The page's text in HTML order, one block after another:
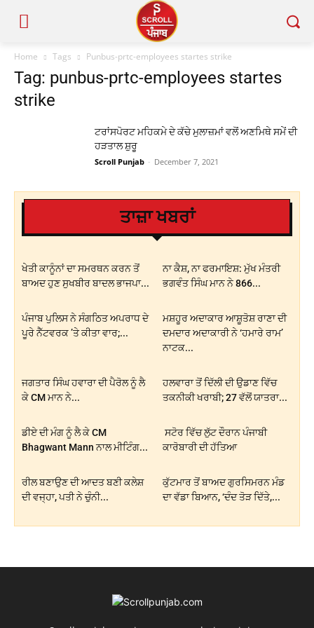
Home Tags Punbus-prtc-employees startes strike
Tag: punbus-prtc-employees startes
strike
ਟਰਾਂਸਪੋਰਟ ਮਹਿਕਮੇ ਦੇ ਕੱਚੇ ਮੁਲਾਜ਼ਮਾਂ ਵਲੋਂ ਅਣਮਿਥੇ ਸਮੇਂ ਦੀ
ਹੜਤਾਲ ਸ਼ੁਰੂ
Scroll Punjab - December 7, 2021
ਤਾਜ਼ਾ ਖਬਰਾਂ
ਖੇਤੀ ਕਾਨੂੰਨਾਂ ਦਾ ਸਮਰਥਨ ਕਰਨ ਤੋਂ
ਬਾਅਦ ਹੁਣ ਸੁਖਬੀਰ ਬਾਦਲ ਭਾਜਪਾ...
ਨਾ ਕੈਸ਼, ਨਾ ਫਰਮਾਇਸ਼: ਮੁੱਖ ਮੰਤਰੀ
ਭਗਵੰਤ ਸਿੰਘ ਮਾਨ ਨੇ 866...
ਪੰਜਾਬ ਪੁਲਿਸ ਨੇ ਸੰਗਠਿਤ ਅਪਰਾਧ ਦੇ
ਪੂਰੇ ਨੈੱਟਵਰਕ ’ਤੇ ਕੀਤਾ ਵਾਰ;...
ਮਸ਼ਹੂਰ ਅਦਾਕਾਰ ਆਸ਼ੂਤੋਸ਼ ਰਾਣਾ ਦੀ
ਦਮਦਾਰ ਅਦਾਕਾਰੀ ਨੇ ‘ਹਮਾਰੇ ਰਾਮ’
ਨਾਟਕ...
ਜਗਤਾਰ ਸਿੰਘ ਹਵਾਰਾ ਦੀ ਪੈਰੋਲ ਨੂੰ ਲੈ
ਕੇ CM ਮਾਨ ਨੇ...
ਹਲਵਾਰਾ ਤੋਂ ਦਿੱਲੀ ਦੀ ਉਡਾਣ ਵਿੱਚ
ਤਕਨੀਕੀ ਖਰਾਬੀ; 27 ਵੱਲੋਂ ਯਾਤਰਾ...
ਡੀਏ ਦੀ ਮੰਗ ਨੂੰ ਲੈ ਕੇ CM
Bhagwant Mann ਨਾਲ ਮੀਟਿੰਗ...
ਸਟੋਰ ਵਿੱਚ ਲੁੱਟ ਦੌਰਾਨ ਪੰਜਾਬੀ
ਕਾਰੋਬਾਰੀ ਦੀ ਹੱਤਿਆ
ਰੀਲ ਬਣਾਉਣ ਦੀ ਆਦਤ ਬਣੀ ਕਲੇਸ਼
ਦੀ ਵਜ੍ਹਾ, ਪਤੀ ਨੇ ਚੁੰਨੀ...
ਕੁੱਟਮਾਰ ਤੋਂ ਬਾਅਦ ਗੁਰਸਿਮਰਨ ਮੰਡ
ਦਾ ਵੱਡਾ ਬਿਆਨ, ‘ਦੰਦ ਤੋੜ ਦਿੱਤੇ,...